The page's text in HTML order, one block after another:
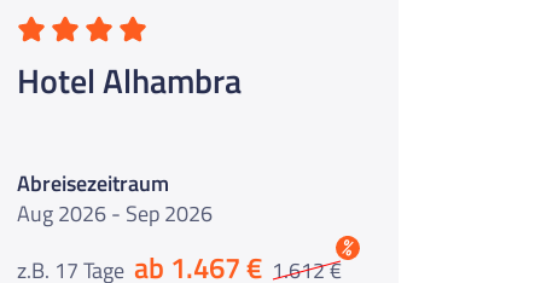
Hotel Alhambra
Abreisezeitraum
Aug 2026 - Sep 2026
z.B. 17 Tage ab 1.467 € 1.612 €
%